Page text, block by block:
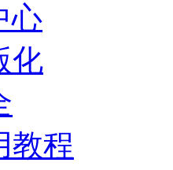
心
化
教程